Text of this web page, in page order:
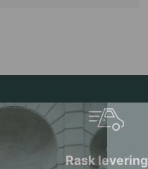
Rask levering